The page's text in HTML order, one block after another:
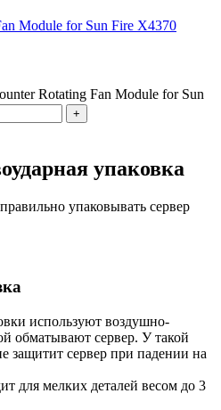
Module for Sun Fire X4370
Rotating Fan Module for Sun
+
упаковка
упаковывать сервер
используют воздушно-
обматывают сервер. У такой
защитит сервер при падении на
для мелких деталей весом до 3